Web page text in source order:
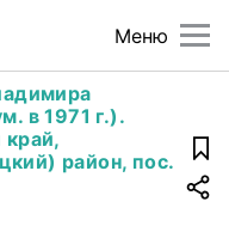
Меню
в 1971 г.).
край,
район, пос.